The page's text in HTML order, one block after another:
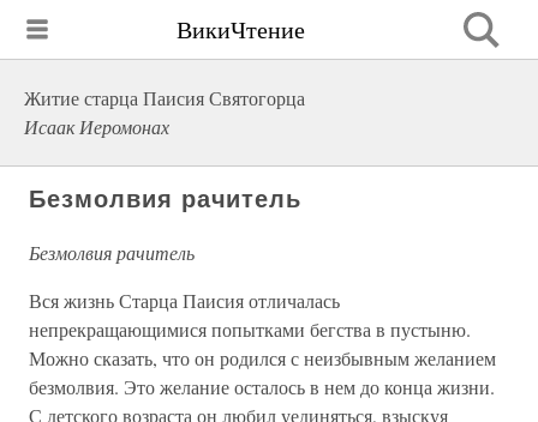
ВикиЧтение
Житие старца Паисия Святогорца
Исаак Иеромонах
Безмолвия рачитель
Безмолвия рачитель
Вся жизнь Старца Паисия отличалась
непрекращающимися попытками бегства в пустыню.
Можно сказать, что он родился с неизбывным желанием
безмолвия. Это желание осталось в нем до конца жизни.
С детского возраста он любил уединяться, взыскуя